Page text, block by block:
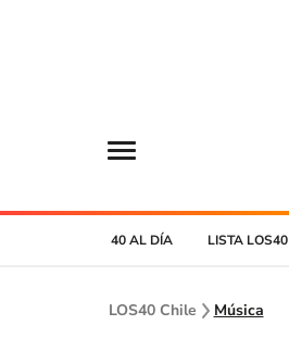
40 AL DÍA LISTA LOS40
LOS40 Chile Música